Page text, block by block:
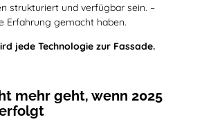
strukturiert und verfügbar sein. –
Erfahrung gemacht haben.
jede Technologie zur Fassade.
mehr geht, wenn 2025